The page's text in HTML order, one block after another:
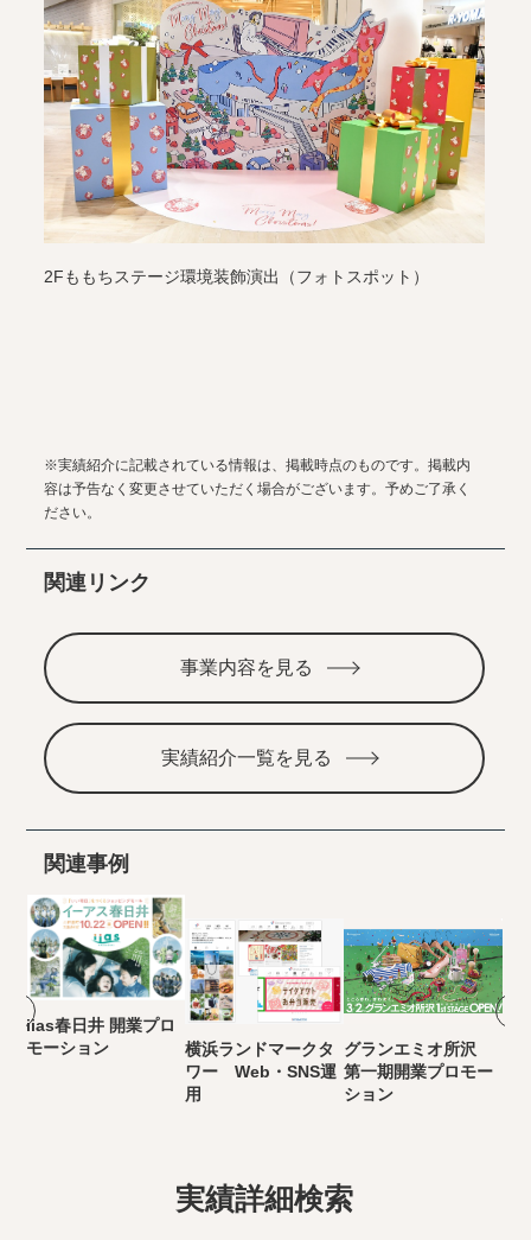
2Fももちステージ環境装飾演出（フォトスポット）
※実績紹介に記載されている情報は、掲載時点のものです。掲載内
容は予告なく変更させていただく場合がございます。予めご了承く
ださい。
関連リンク
事業内容を見る
実績紹介一覧を見る
関連事例
iias春日井 開業プロ
モーション
横浜ランドマークタ
ワー Web・SNS運
用
グランエミオ所沢
第一期開業プロモー
ション
実績詳細検索